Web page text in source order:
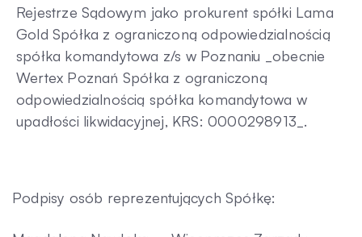
Rejestrze Sądowym jako prokurent spółki Lama
Gold Spółka z ograniczoną odpowiedzialnością
spółka komandytowa z/s w Poznaniu _obecnie
Wertex Poznań Spółka z ograniczoną
odpowiedzialnością spółka komandytowa w
upadłości likwidacyjnej, KRS: 0000298913_.
Podpisy osób reprezentujących Spółkę: